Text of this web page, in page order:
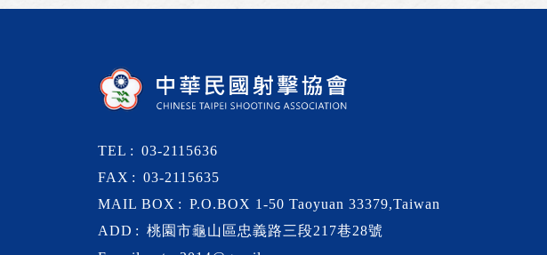
TEL
03-2115636
FAX
03-2115635
MAIL BOX
P.O.BOX 1-50 Taoyuan 33379,Taiwan
ADD
桃園市龜山區忠義路三段217巷28號